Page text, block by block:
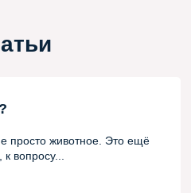
по договоренности, ОПЛАТА ПО
покупателя!) В регионы
просто животное. Это ещё
вопросу...